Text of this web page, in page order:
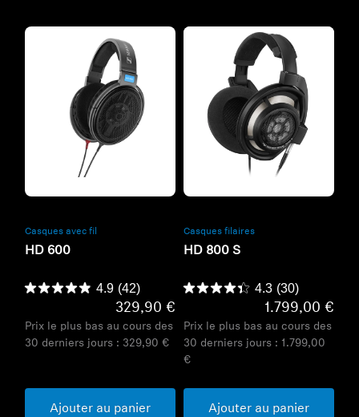
Casques avec fil
HD 600
4.9 (42)
329,90 €
Prix le plus bas au cours des
30 derniers jours : 329,90 €
Ajouter au panier
Casques filaires
HD 800 S
4.3 (30)
1.799,00 €
Prix le plus bas au cours des
30 derniers jours : 1.799,00
€
Ajouter au panier